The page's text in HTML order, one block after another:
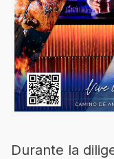
Durante la